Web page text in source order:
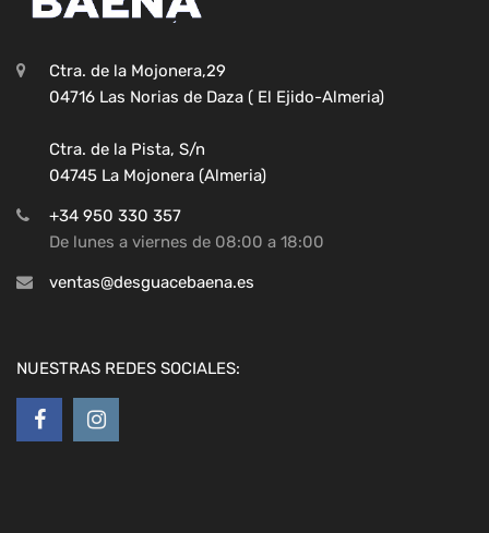
Ctra. de la Mojonera,29
04716 Las Norias de Daza ( El Ejido-Almeria)
Ctra. de la Pista, S/n
04745 La Mojonera (Almeria)
+34 950 330 357
De lunes a viernes de 08:00 a 18:00
ventas@desguacebaena.es
NUESTRAS REDES SOCIALES: